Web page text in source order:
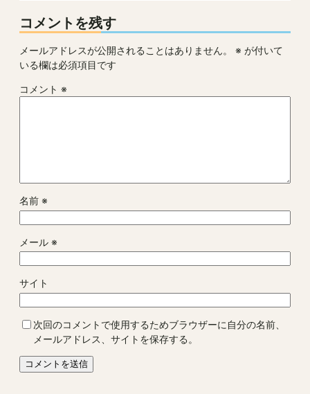
コメントを残す
メールアドレスが公開されることはありません。 ※ が付いて
いる欄は必須項目です
コメント ※
名前 ※
メール ※
サイト
次回のコメントで使用するためブラウザーに自分の名前、
メールアドレス、サイトを保存する。